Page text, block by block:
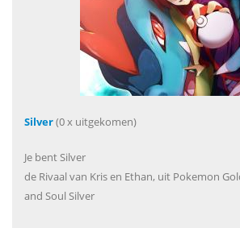
Silver(0 x uitgekomen)
Je bent Silver
de Rivaal van Kris en Ethan, uit Pokemon
and Soul Silver